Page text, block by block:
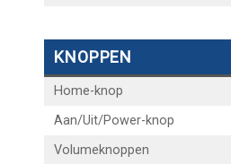
KNOPPEN
Home-knop
Aan/Uit/Power-knop
Volumeknoppen